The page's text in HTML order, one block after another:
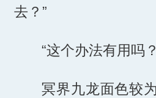
去？”
“这个办法有用吗
冥界九龙面色较